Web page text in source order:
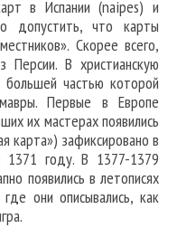
в Испании (naipes) и
допустить, что карты
Скорее всего,
В христианскую
частью которой
Первые в Европе
их мастерах появились
карта») зафиксировано в
1371 году. В 1377-1379
появились в летописях
они описывались, как